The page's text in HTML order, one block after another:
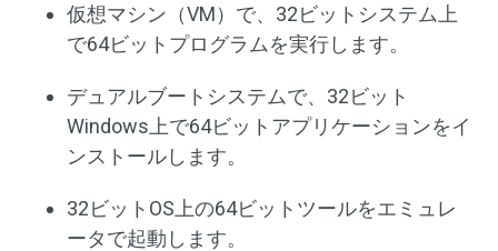
仮想マシン（VM）で、32ビットシステム上
で64ビットプログラムを実行します。
デュアルブートシステムで、32ビット
Windows上で64ビットアプリケーションをイ
ンストールします。
32ビットOS上の64ビットツールをエミュレ
ータで起動します。